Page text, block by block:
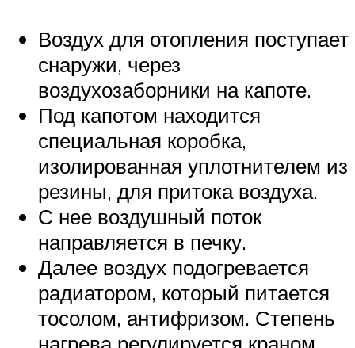
Воздух для отопления поступает
снаружи, через
воздухозаборники на капоте.
Под капотом находится
специальная коробка,
изолированная уплотнителем из
резины, для притока воздуха.
С нее воздушный поток
направляется в печку.
Далее воздух подогревается
радиатором, который питается
тосолом, антифризом. Степень